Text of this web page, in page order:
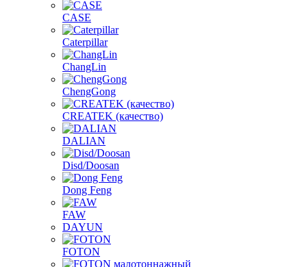
CASE
Caterpillar
ChangLin
ChengGong
CREATEK (качество)
DALIAN
Disd/Doosan
Dong Feng
FAW
DAYUN
FOTON